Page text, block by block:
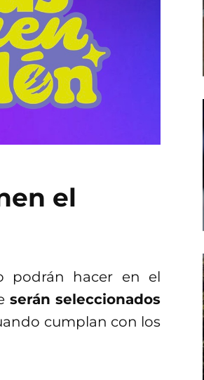
el
podrán hacer en el
serán seleccionados
cumplan con los